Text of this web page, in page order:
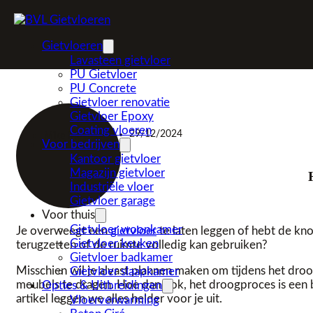
Ga naar hoofdinhoud
Gietvloeren
Lavasteen gietvloer
PU Gietvloer
PU Concrete
Gietvloer renovatie
Gietvloer Epoxy
Coating vloeren
Voor bedrijven
Kantoor gietvloer
Magazijn gietvloer
Industriële vloer
Gietvloer garage
Voor thuis
Gietvloer woonkamer
Gietvloer keuken
Gietvloer badkamer
Gietvloer slaapkamer
Opties & Uitbreidingen
Vloerverwarming
Mike Mulders 29/12/2024
Je overweegt eengietvloerte laten leggen of hebt de
terugzetten of de ruimte volledig kan gebruiken?
Misschien wil je alvast plannen maken om tijdens het
meubels te dragen. Hoe dan ook, het droogproces is
artikel leggen we alles helder voor je uit.